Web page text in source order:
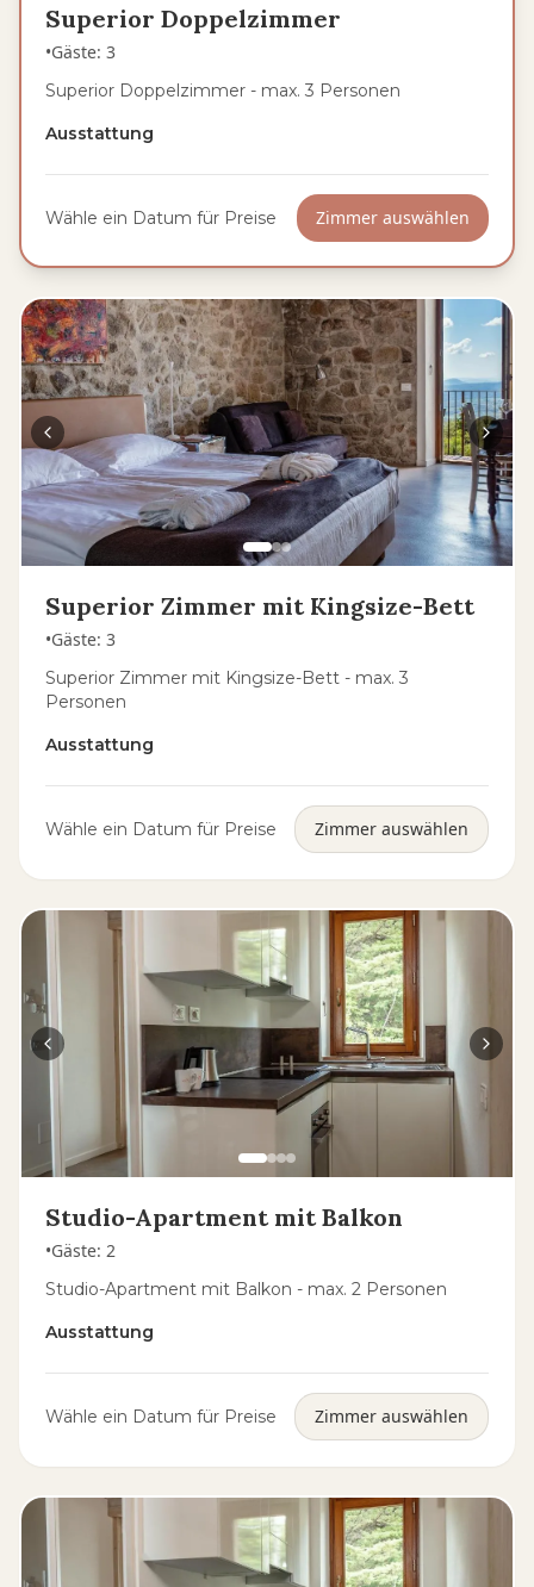
Superior Doppelzimmer
•Gäste: 3
Superior Doppelzimmer - max. 3 Personen
Ausstattung
Wähle ein Datum für Preise Zimmer auswählen
Superior Zimmer mit Kingsize-Bett
•Gäste: 3
Superior Zimmer mit Kingsize-Bett - max. 3
Personen
Ausstattung
Wähle ein Datum für Preise Zimmer auswählen
Studio-Apartment mit Balkon
•Gäste: 2
Studio-Apartment mit Balkon - max. 2 Personen
Ausstattung
Wähle ein Datum für Preise Zimmer auswählen